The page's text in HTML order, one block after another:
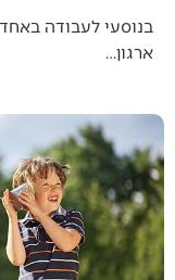
בנוסעי לעבודה
ארגון…